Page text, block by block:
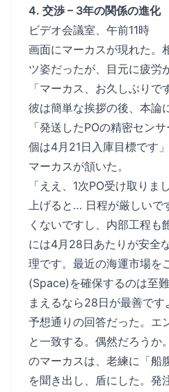
4. 交渉 – 3年の関係の進化
ビデオ会議室、午前11時
画面にマーカスが現れた。
ツ姿だったが、目元に疲労
「マーカス、お久しぶりで
彼は簡単な挨拶の後、本論
「発送したPOの精密セン
個は4月21日入庫目標です」
マーカスが頷いた。
「ええ、1次PO受け取りま
上げると… 日程が厳しいで
くないですし、内部工程も
には4月28日あたりが安全
理です。最近の海運市場を
(Space)を確保するのは至
まえるなら28日が最善です
予想通りの回答だった。エ
と一致する。偶然だろうか
のマーカスは、老練に「船
を聞き出し、盾にした。発